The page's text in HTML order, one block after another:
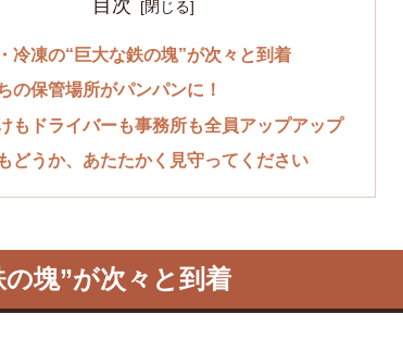
目次
冷凍の“巨大な鉄の塊”が次々と到着
の保管場所がパンパンに！
もドライバーも事務所も全員アップアップ
どうか、あたたかく見守ってください
塊”が次々と到着